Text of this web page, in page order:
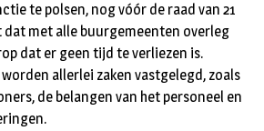
te polsen, nog vóór de raad van 21
dat met alle buurgemeenten overleg
dat er geen tijd te verliezen is.
allerlei zaken vastgelegd, zoals
de belangen van het personeel en